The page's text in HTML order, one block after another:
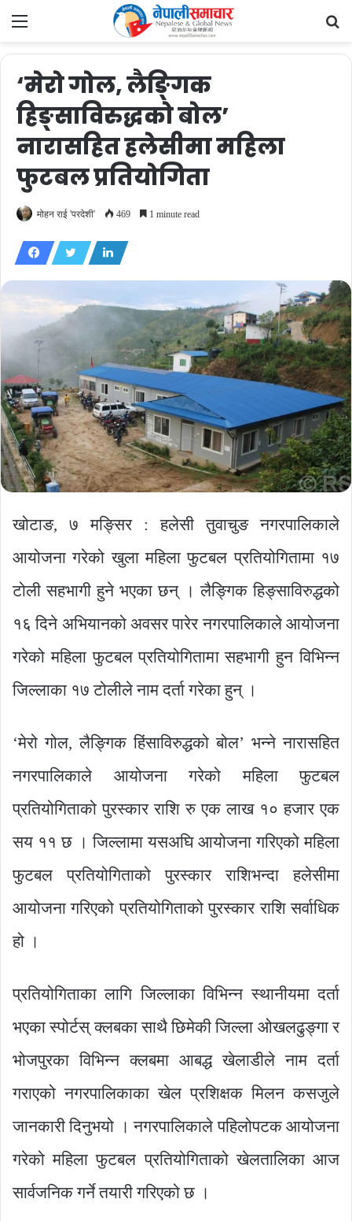
Menu
‘मेरो गोल, लैङ्गिक
हिङ्साविरुद्धको बोल’
नारासहित हलेसीमा महिला
फुटबल प्रतियोगिता
मोहन राई 'परदेशी' 469 1 minute read
खोटाङ, ७ मङ्सिर : हलेसी तुवाचुङ नगरपालिकाले
आयोजना गरेको खुला महिला फुटबल प्रतियोगितामा १७
टोली सहभागी हुने भएका छन् । लैङ्गिक हिङ्साविरुद्धको
१६ दिने अभियानको अवसर पारेर नगरपालिकाले आयोजना
गरेको महिला फुटबल प्रतियोगितामा सहभागी हुन विभिन्न
जिल्लाका १७ टोलीले नाम दर्ता गरेका हुन् ।
‘मेरो गोल, लैङ्गिक हिंसाविरुद्धको बोल’ भन्ने नारासहित
नगरपालिकाले आयोजना गरेको महिला फुटबल
प्रतियोगिताको पुरस्कार राशि रु एक लाख १० हजार एक
सय ११ छ । जिल्लामा यसअघि आयोजना गरिएको महिला
फुटबल प्रतियोगिताको पुरस्कार राशिभन्दा हलेसीमा
आयोजना गरिएको प्रतियोगिताको पुरस्कार राशि सर्वाधिक
हो ।
प्रतियोगिताका लागि जिल्लाका विभिन्न स्थानीयमा दर्ता
भएका स्पोर्टस् क्लबका साथै छिमेकी जिल्ला ओखलढुङ्गा र
भोजपुरका विभिन्न क्लबमा आबद्ध खेलाडीले नाम दर्ता
गराएको नगरपालिकाका खेल प्रशिक्षक मिलन कसजुले
जानकारी दिनुभयो । नगरपालिकाले पहिलोपटक आयोजना
गरेको महिला फुटबल प्रतियोगिताको खेलतालिका आज
सार्वजनिक गर्ने तयारी गरिएको छ ।